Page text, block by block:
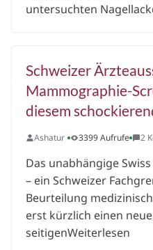
untersuchten
Schweizer
Mammographie-
diesem
Ashatur 3399 Aufrufe 2
Das unabhängige
– ein Schweizer
Beurteilung
erst kürzlich einen
seitigenWeiterlesen